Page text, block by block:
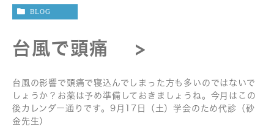
BLOG
台風で頭痛 >
台風の影響で頭痛で寝込んでしまった方も多いのではないで
しょうか？お薬は予め準備しておきましょうね。今月はこの
後カレンダー通りです。9月17日（土）学会のため代診（砂
金先生）